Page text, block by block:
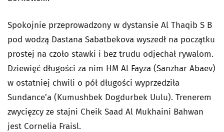
Spokojnie przeprowadzony w dystansie Al Thaqib S B
pod wodzą Dastana Sabatbekova wyszedł na początku
prostej na czoło stawki i bez trudu odjechał rywalom.
Dziewięć długości za nim HM Al Fayza (Sanzhar Abaev)
w ostatniej chwili o pół długości wyprzedziła
Sundance’a (Kumushbek Dogdurbek Uulu). Trenerem
zwycięzcy ze stajni Cheik Saad Al Mukhaini Bahwan
jest Cornelia Fraisl.